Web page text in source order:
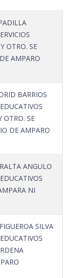
OTRO. SE
AMPARO
BARRIOS
OTRO. SE
DE AMPARO
ANGULO
NI
SILVA